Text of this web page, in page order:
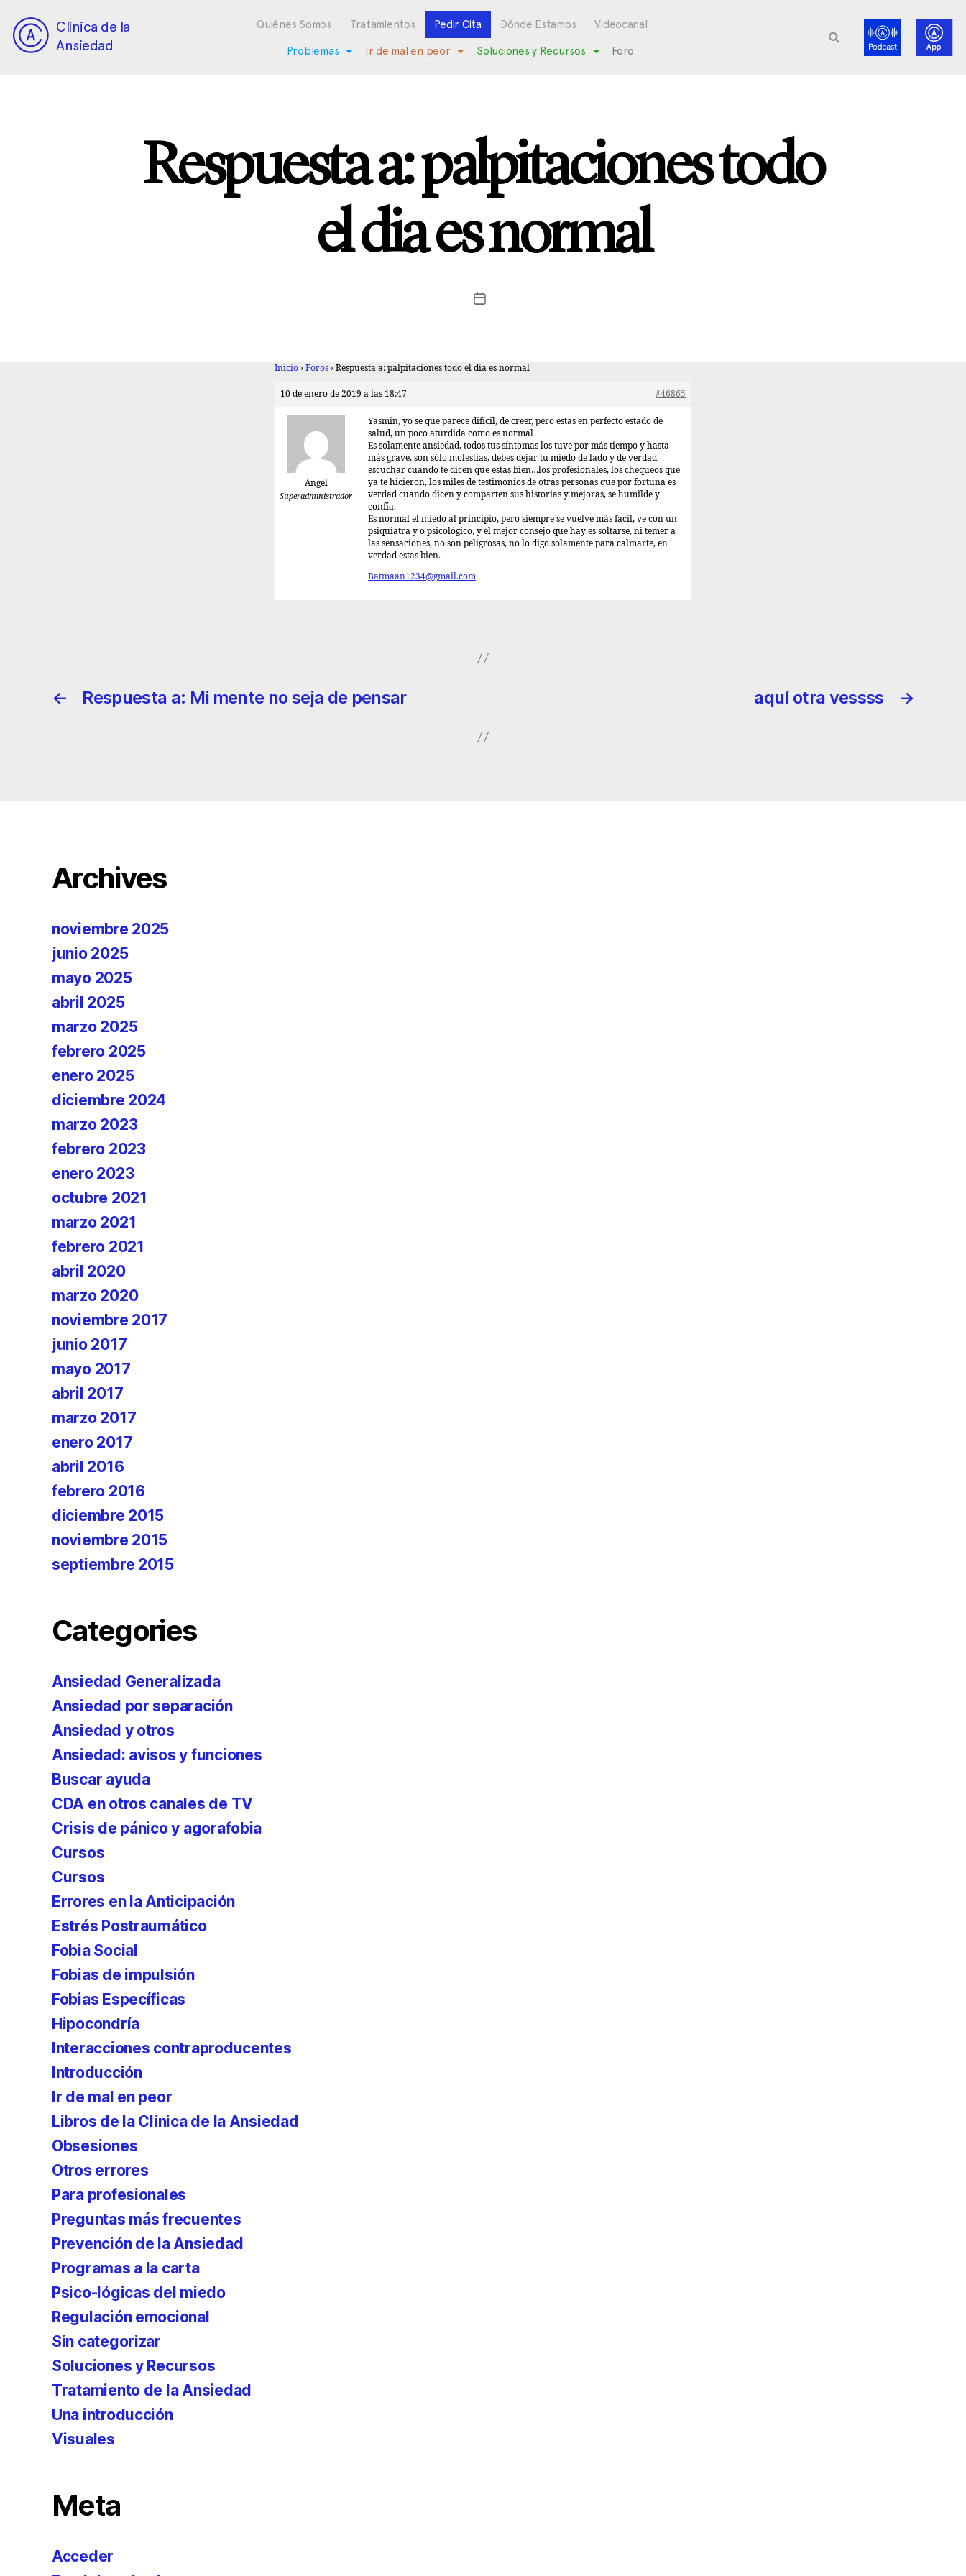
Clínica de la
Ansiedad
Quiénes Somos Tratamientos Pedir Cita Dónde Estamos Videocanal
Problemas Ir de mal en peor Soluciones y Recursos Foro
Respuesta a: palpitaciones todo
el dia es normal
Inicio › Foros › Respuesta a: palpitaciones todo el dia es normal
10 de enero de 2019 a las 18:47 #46865
Angel
Superadministrador
Yasmin, yo se que parece difícil, de creer, pero estas en perfecto estado de
salud, un poco aturdida como es normal
Es solamente ansiedad, todos tus síntomas los tuve por más tiempo y hasta
más grave, son sólo molestias, debes dejar tu miedo de lado y de verdad
escuchar cuando te dicen que estas bien…los profesionales, los chequeos que
ya te hicieron, los miles de testimonios de otras personas que por fortuna es
verdad cuando dicen y comparten sus historias y mejoras, se humilde y
confía.
Es normal el miedo al principio, pero siempre se vuelve más fácil, ve con un
psiquiatra y o psicológico, y el mejor consejo que hay es soltarse, ni temer a
las sensaciones, no son peligrosas, no lo digo solamente para calmarte, en
verdad estas bien.
Batmaan1234@gmail.com
← Respuesta a: Mi mente no seja de pensar →
aquí otra vessss
Archives
noviembre 2025
junio 2025
mayo 2025
abril 2025
marzo 2025
febrero 2025
enero 2025
diciembre 2024
marzo 2023
febrero 2023
enero 2023
octubre 2021
marzo 2021
febrero 2021
abril 2020
marzo 2020
noviembre 2017
junio 2017
mayo 2017
abril 2017
marzo 2017
enero 2017
abril 2016
febrero 2016
diciembre 2015
noviembre 2015
septiembre 2015
Categories
Ansiedad Generalizada
Ansiedad por separación
Ansiedad y otros
Ansiedad: avisos y funciones
Buscar ayuda
CDA en otros canales de TV
Crisis de pánico y agorafobia
Cursos
Cursos
Errores en la Anticipación
Estrés Postraumático
Fobia Social
Fobias de impulsión
Fobias Específicas
Hipocondría
Interacciones contraproducentes
Introducción
Ir de mal en peor
Libros de la Clínica de la Ansiedad
Obsesiones
Otros errores
Para profesionales
Preguntas más frecuentes
Prevención de la Ansiedad
Programas a la carta
Psico-lógicas del miedo
Regulación emocional
Sin categorizar
Soluciones y Recursos
Tratamiento de la Ansiedad
Una introducción
Visuales
Meta
Acceder